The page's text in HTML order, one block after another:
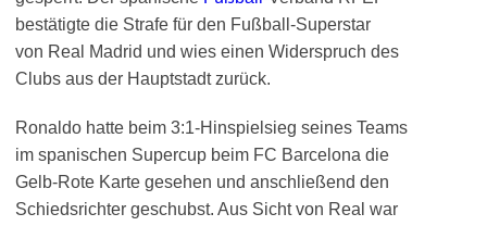
bestätigte die Strafe für den Fußball-Superstar
von Real Madrid und wies einen Widerspruch des
Clubs aus der Hauptstadt zurück.
Ronaldo hatte beim 3:1-Hinspielsieg seines Teams
im spanischen Supercup beim FC Barcelona die
Gelb-Rote Karte gesehen und anschließend den
Schiedsrichter geschubst. Aus Sicht von Real war